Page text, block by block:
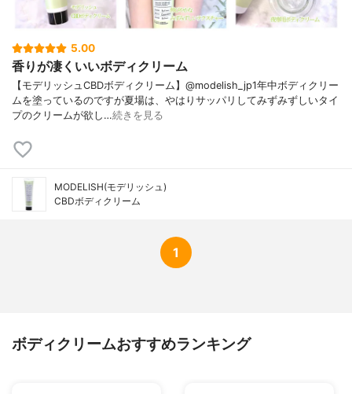
5.00
香りが凄くいいボディクリーム
【モデリッシュCBDボディクリーム】@modelish_jp1年中ボディクリー
ムを塗っているのですが夏場は、やはりサッパリしてみずみずしいタイ
プのクリームが欲し…続きを見る
MODELISH(モデリッシュ)
CBDボディクリーム
1
ボディクリームおすすめランキング